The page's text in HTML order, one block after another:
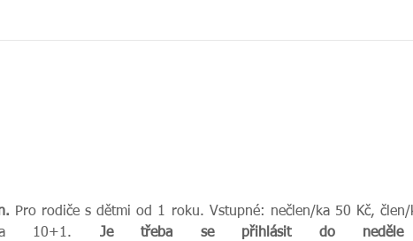
Pro rodiče s dětmi od 1 roku. Vstupné: nečlen/ka 50 Kč,
10+1.